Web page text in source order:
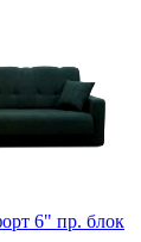
6" пр. блок